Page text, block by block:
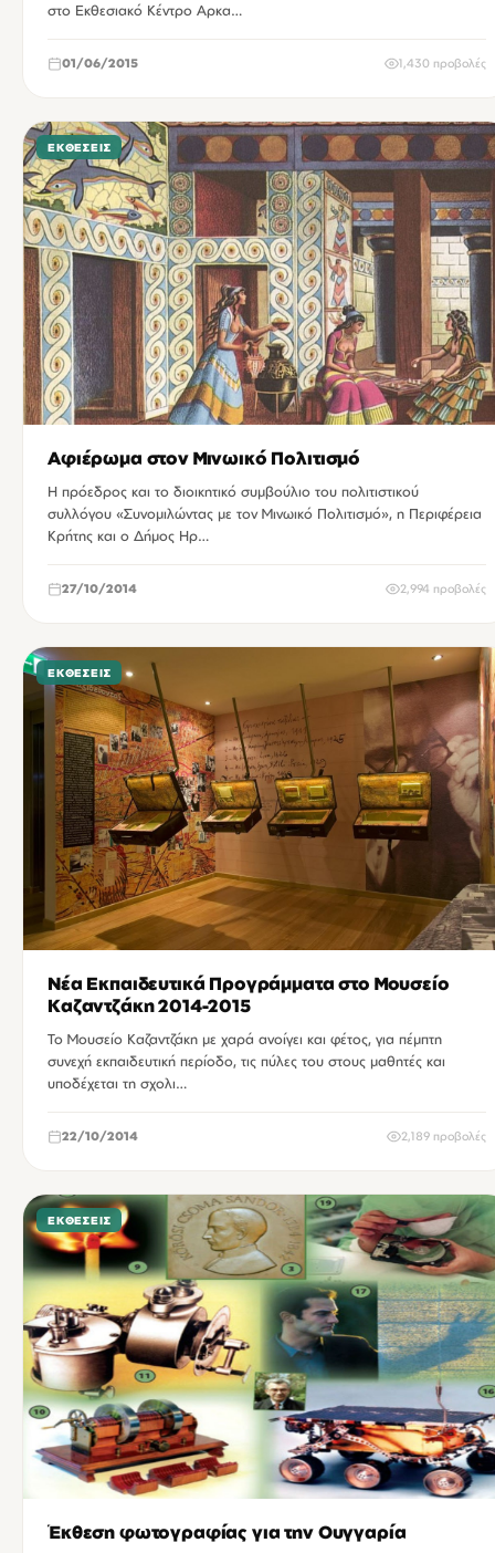
στο Εκθεσιακό Κέντρο Αρκα…
01/06/2015 1,430 προβολές
ΕΚΘΈΣΕΙΣ
Αφιέρωμα στον Μινωικό Πολιτισμό
Η πρόεδρος και το διοικητικό συμβούλιο του πολιτιστικού
συλλόγου «Συνομιλώντας με τον Μινωικό Πολιτισμό», η Περιφέρεια
Κρήτης και ο Δήμος Ηρ…
27/10/2014 2,994 προβολές
ΕΚΘΈΣΕΙΣ
Νέα Εκπαιδευτικά Προγράμματα στο Μουσείο
Καζαντζάκη 2014-2015
Το Μουσείο Καζαντζάκη με χαρά ανοίγει και φέτος, για πέμπτη
συνεχή εκπαιδευτική περίοδο, τις πύλες του στους μαθητές και
υποδέχεται τη σχολι…
22/10/2014 2,189 προβολές
ΕΚΘΈΣΕΙΣ
Έκθεση φωτογραφίας για την Ουγγαρία